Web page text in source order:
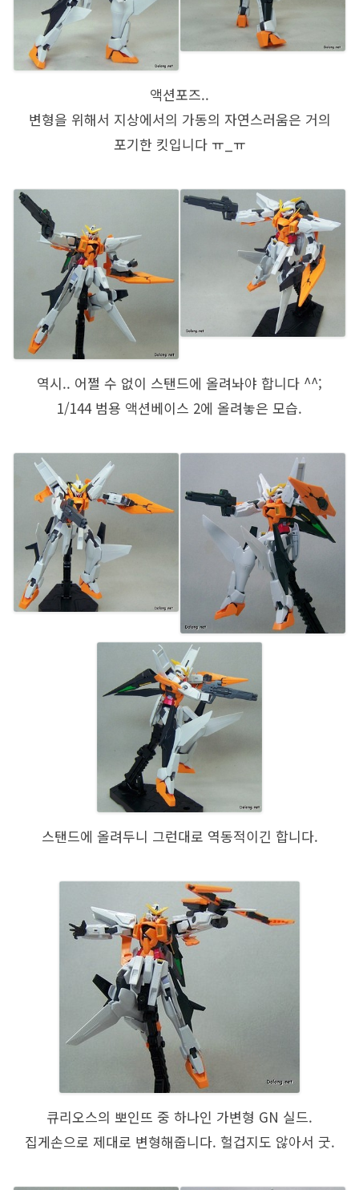
액션포즈..
변형을 위해서 지상에서의 가동의 자연스러움은 거의
포기한 킷입니다 ㅠ_ㅠ
역시.. 어쩔 수 없이 스탠드에 올려놔야 합니다 ^^;
1/144 범용 액션베이스 2에 올려놓은 모습.
스탠드에 올려두니 그런대로 역동적이긴 합니다.
큐리오스의 뽀인뜨 중 하나인 가변형 GN 실드.
집게손으로 제대로 변형해줍니다. 헐겁지도 않아서 굿.